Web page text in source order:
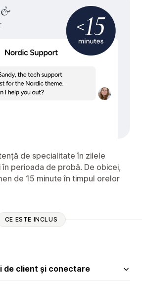
de specialitate în zilele
perioada de probă. De obicei,
de 15 minute în timpul orelor
CE ESTE INCLUS
de client și conectare